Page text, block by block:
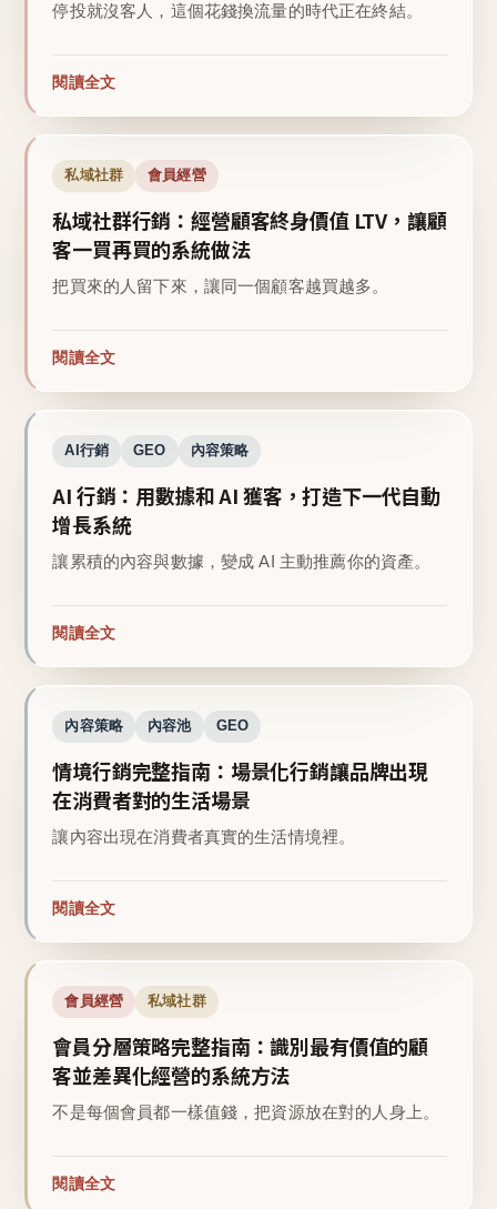
停投就沒客人，這個花錢換流量的時代正在終結。
閱讀全文
私域社群 會員經營
私域社群行銷：經營顧客終身價值 LTV，讓顧
客一買再買的系統做法
把買來的人留下來，讓同一個顧客越買越多。
閱讀全文
AI行銷 GEO 內容策略
AI 行銷：用數據和 AI 獲客，打造下一代自動
增長系統
讓累積的內容與數據，變成 AI 主動推薦你的資產。
閱讀全文
內容策略 內容池 GEO
情境行銷完整指南：場景化行銷讓品牌出現
在消費者對的生活場景
讓內容出現在消費者真實的生活情境裡。
閱讀全文
會員經營 私域社群
會員分層策略完整指南：識別最有價值的顧
客並差異化經營的系統方法
不是每個會員都一樣值錢，把資源放在對的人身上。
閱讀全文